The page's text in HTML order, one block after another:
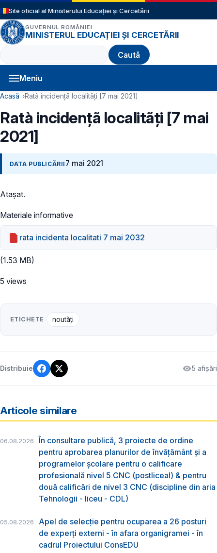
Sari la conținutul principal
Site oficial al Ministerului Educației și Cercetării
GUVERNUL ROMÂNIEI
MINISTERUL EDUCAȚIEI ȘI CERCETĂRII
Caută
Meniu
Navigație principală
Cale de navigare
Acasă Ratà incidențã localitãți [7 mai 2021]
Ratà incidențã localitãți [7 mai
2021]
DATA PUBLICĂRII 7 mai 2021
Ataşat.
Materiale informative
rata incidenta localitati 7 mai 2032
(1.53 MB)
5 views
ETICHETE noutăți
Distribuie 5 afișări
Articole similare
06.08.2026
În consultare publică, 3 proiecte de ordine
pentru aprobarea planurilor de învățământ și a
programelor școlare pentru o calificare
profesională nivel 5 CNC (postliceal) & pentru
două calificări de nivel 3 CNC (discipline din aria
Tehnologii - liceu - CDL)
05.08.2026
Apel de selecție pentru ocuparea a 26 posturi
de experți externi - în afara organigramei - în
cadrul Proiectului ConsEDU